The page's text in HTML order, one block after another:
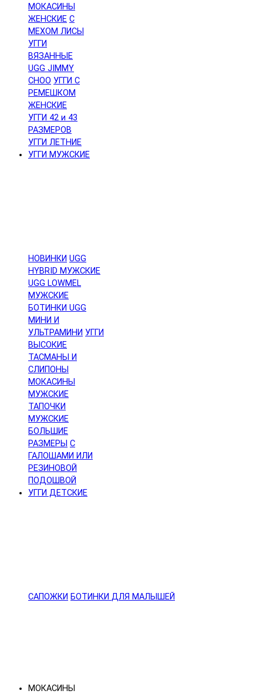
МОКАСИНЫ
ЖЕНСКИЕ С
МЕХОМ ЛИСЫ
УГГИ
ВЯЗАННЫЕ
UGG JIMMY
CHOO УГГИ С
РЕМЕШКОМ
ЖЕНСКИЕ
УГГИ 42 и 43
РАЗМЕРОВ
УГГИ ЛЕТНИЕ
УГГИ МУЖСКИЕ
НОВИНКИ UGG
HYBRID МУЖСКИЕ
UGG LOWMEL
МУЖСКИЕ
БОТИНКИ UGG
МИНИ И
УЛЬТРАМИНИ УГГИ
ВЫСОКИЕ
ТАСМАНЫ И
СЛИПОНЫ
МОКАСИНЫ
МУЖСКИЕ
ТАПОЧКИ
МУЖСКИЕ
БОЛЬШИЕ
РАЗМЕРЫ С
ГАЛОШАМИ ИЛИ
РЕЗИНОВОЙ
ПОДОШВОЙ
УГГИ ДЕТСКИЕ
САПОЖКИ БОТИНКИ ДЛЯ МАЛЫШЕЙ
МОКАСИНЫ